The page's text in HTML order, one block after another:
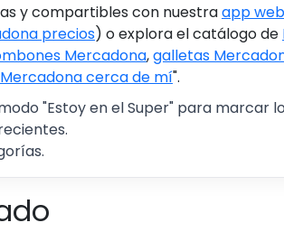
y compartibles con nuestraapp
precios) o explora el catálogo de
Mercadona,galletas
Mercadona cerca de mí".
"Estoy en el Super" para marcar